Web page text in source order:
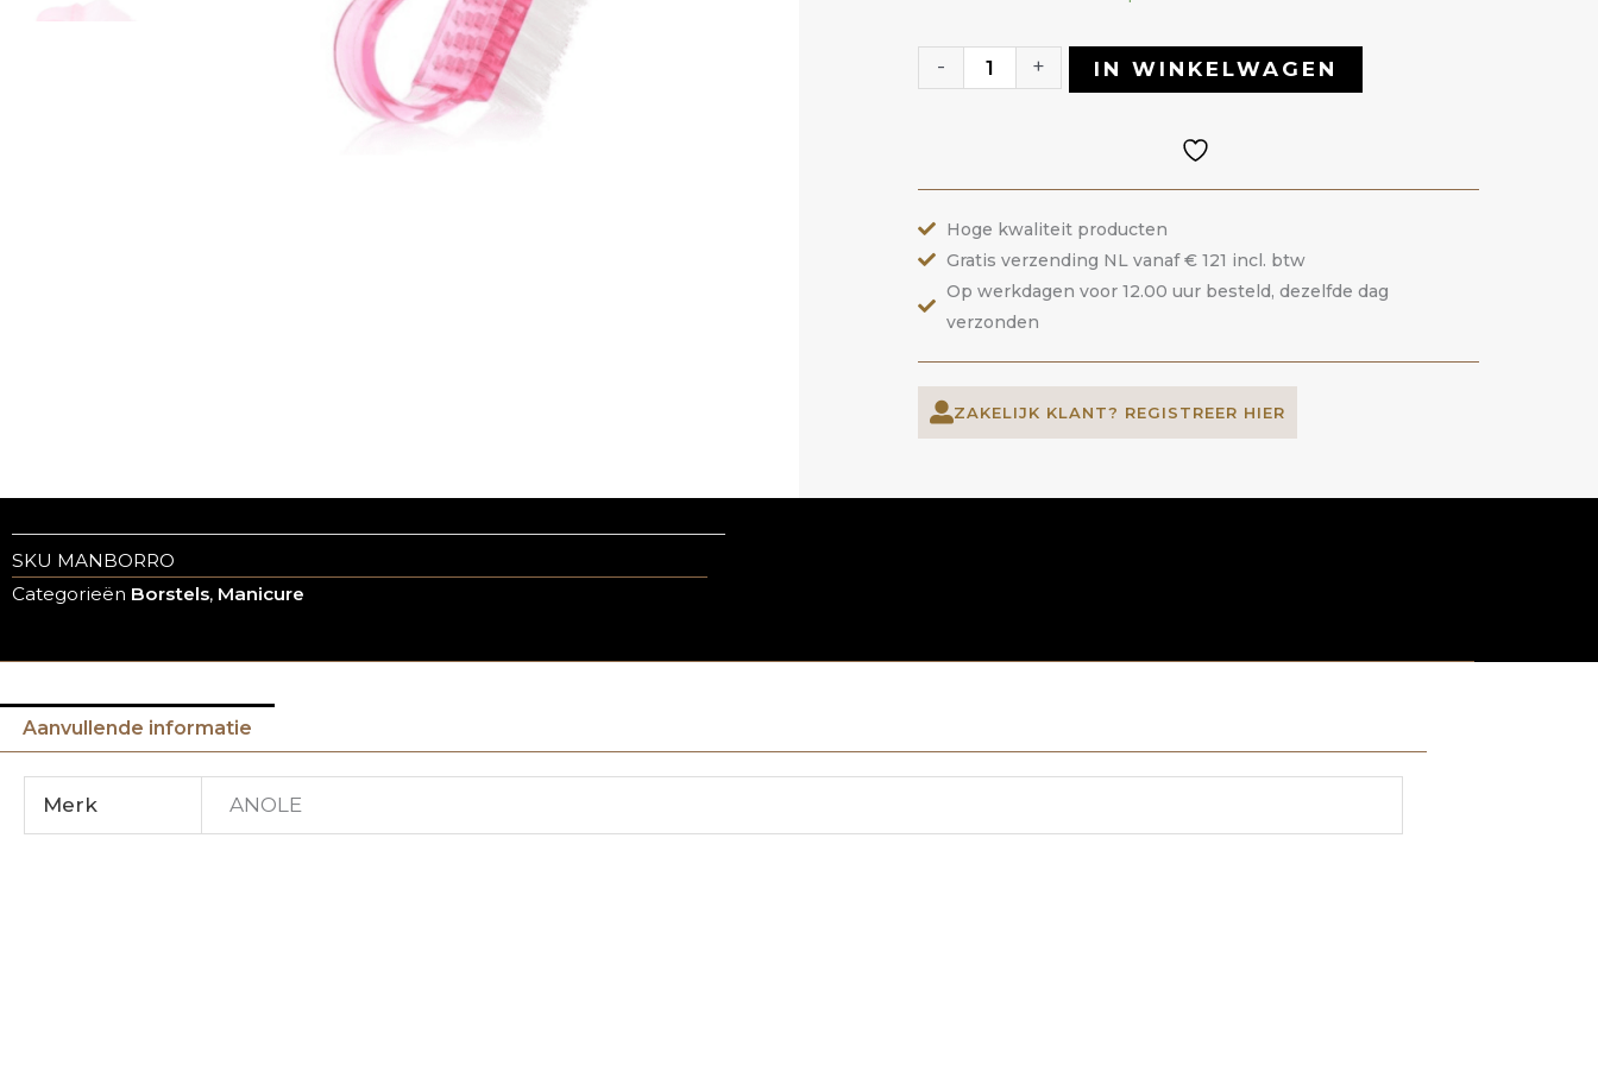
-
Roze
+ IN WINKELWAGEN
Hoge kwaliteit producten
Gratis verzending NL vanaf € 121 incl. btw
Op werkdagen voor 12.00 uur besteld, dezelfde dag
verzonden
ZAKELIJK KLANT? REGISTREER HIER
SKU MANBORRO
Categorieën Borstels, Manicure
Aanvullende informatie
Merk ANOLE